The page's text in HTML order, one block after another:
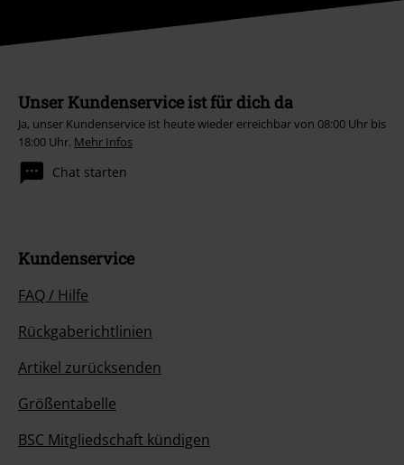
Unser Kundenservice ist für dich da
Ja, unser Kundenservice ist heute wieder erreichbar von 08:00 Uhr bis
18:00 Uhr. Mehr Infos
Chat starten
Kundenservice
FAQ / Hilfe
Rückgaberichtlinien
Artikel zurücksenden
Größentabelle
BSC Mitgliedschaft kündigen